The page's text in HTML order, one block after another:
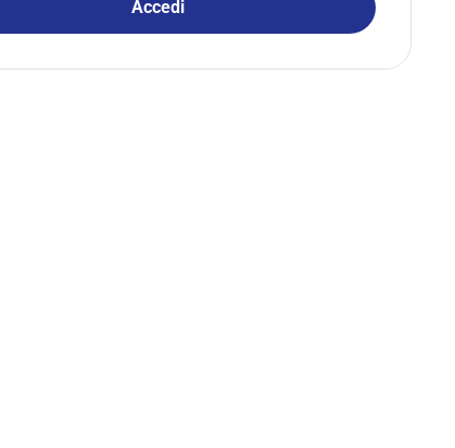
Accedi